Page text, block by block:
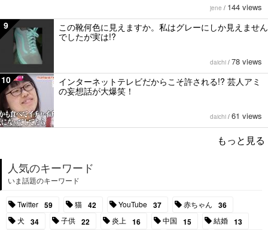
jene / 144 views
9
この靴何色に見えますか。私はグレーにしか見えません
でしたが実は!?
daichi / 78 views
10
インターネットテレビだからこそ許される!? 芸人アミ
の妄想話が大爆笑！
daichi / 61 views
もっと見る
人気のキーワード
いま話題のキーワード
Twitter 59 猫 42 YouTube 37 赤ちゃん 36
犬 34 子供 22 炎上 16 中国 15 結婚 13